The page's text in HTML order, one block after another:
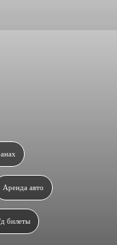
Аренда авто
билеты